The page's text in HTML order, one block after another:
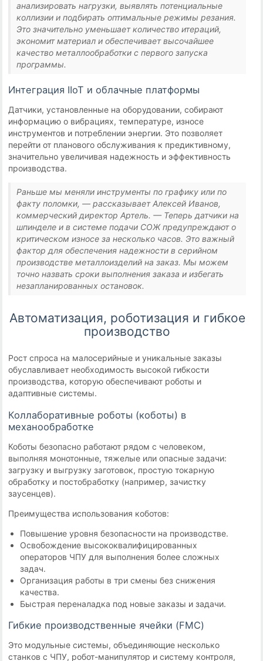
анализировать нагрузки, выявлять потенциальные
коллизии и подбирать оптимальные режимы резания.
Это значительно уменьшает количество итераций,
экономит материал и обеспечивает высочайшее
качество металлообработки с первого запуска
программы.
Интеграция IIoT и облачные платформы
Датчики, установленные на оборудовании, собирают
информацию о вибрациях, температуре, износе
инструментов и потреблении энергии. Это позволяет
перейти от планового обслуживания к предиктивному,
значительно увеличивая надежность и эффективность
производства.
Раньше мы меняли инструменты по графику или по
факту поломки, — рассказывает Алексей Иванов,
коммерческий директор Артель. — Теперь датчики на
шпинделе и в системе подачи СОЖ предупреждают о
критическом износе за несколько часов. Это важный
фактор для обеспечения надежности в серийном
производстве металлоизделий на заказ. Мы можем
точно назвать сроки выполнения заказа и избегать
незапланированных остановок.
Автоматизация, роботизация и гибкое
производство
Рост спроса на малосерийные и уникальные заказы
обуславливает необходимость высокой гибкости
производства, которую обеспечивают роботы и
адаптивные системы.
Коллаборативные роботы (коботы) в
механообработке
Коботы безопасно работают рядом с человеком,
выполняя монотонные, тяжелые или опасные задачи:
загрузку и выгрузку заготовок, простую токарную
обработку и постобработку (например, зачистку
заусенцев).
Преимущества использования коботов:
Повышение уровня безопасности на производстве.
Освобождение высококвалифицированных
операторов ЧПУ для выполнения более сложных
задач.
Организация работы в три смены без снижения
качества.
Быстрая переналадка под новые заказы и задачи.
Гибкие производственные ячейки (FMC)
Это модульные системы, объединяющие несколько
станков с ЧПУ, робот-манипулятор и систему контроля,